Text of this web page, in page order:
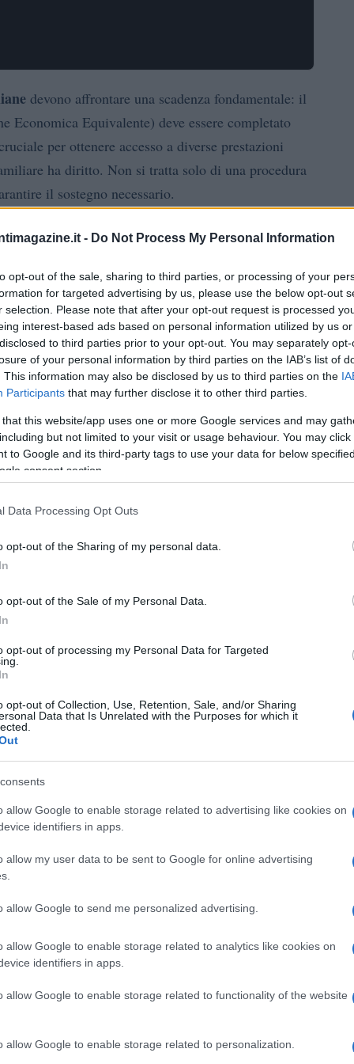
- Do Not Process My Personal Information
opt-out of the sale, sharing to third parties, or processing of your
for targeted advertising by us, please use the below opt-out
selection. Please note that after your opt-out request is processed
interest-based ads based on personal information utilized by us
to third parties prior to your opt-out. You may separately
of your personal information by third parties on the IAB’s list of
This information may also be disclosed by us to third parties on the
Participants that may further disclose it to other third parties.
that this website/app uses one or more Google services and may
but not limited to your visit or usage behaviour. You may
to Google and its third-party tags to use your data for below
consent section.
Data Processing Opt Outs
opt-out of the Sharing of my personal data.
opt-out of the Sale of my Personal Data.
opt-out of processing my Personal Data for Targeted
opt-out of Collection, Use, Retention, Sale, and/or Sharing
Data that Is Unrelated with the Purposes for which it
allow Google to enable storage related to advertising like cookies on
identifiers in apps.
allow my user data to be sent to Google for online advertising
allow Google to send me personalized advertising.
allow Google to enable storage related to analytics like cookies on
identifiers in apps.
allow Google to enable storage related to functionality of the website
allow Google to enable storage related to personalization.
devono affrontare una scadenza fondamentale: il
Economica Equivalente) deve essere completato
per ottenere accesso a diverse prestazioni
ha diritto. Non si tratta solo di una procedura
il sostegno necessario.
e patrimoni del 2025, offrendo una valutazione
familiare. Il mancato rinnovo dell’ISEE potrebbe
rendendo difficile il sostegno economico per
rinnovo
e familiare all’INPS, è necessario presentare la
questa dichiarazione possa essere presentata in
validità fino al31 dicembree non si estenderà
in cui viene presentata. Pertanto, è fondamentale
necessaria per una corretta compilazione
fiscali
tramite il portale INPS, recarsi presso i
importanti novità. Una delle principali è